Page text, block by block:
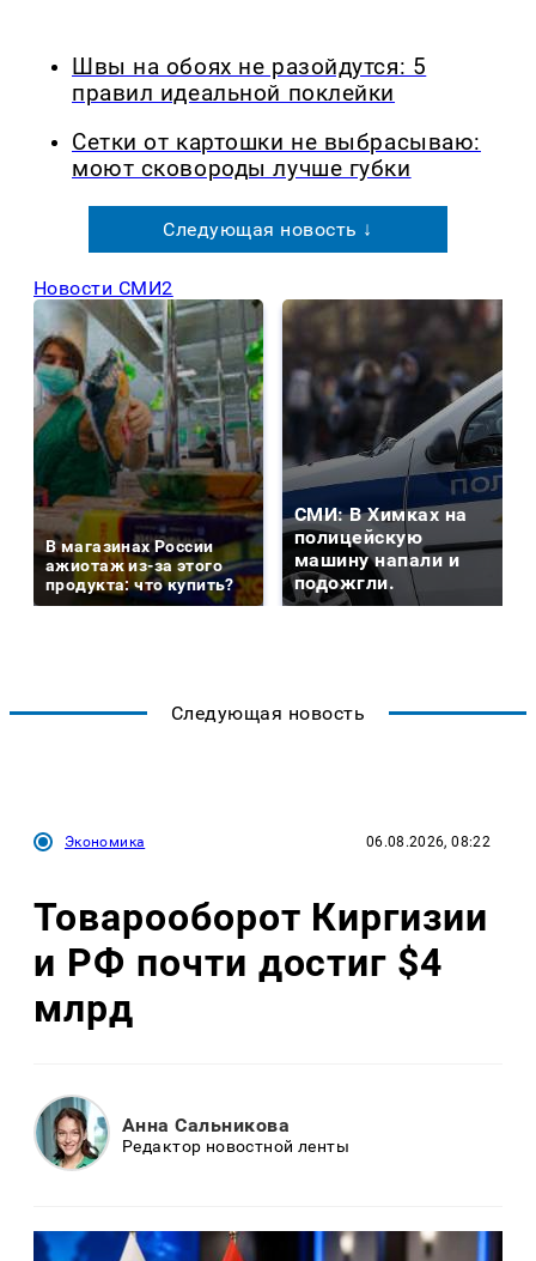
Швы на обоях не разойдутся: 5
правил идеальной поклейки
Сетки от картошки не выбрасываю:
моют сковороды лучше губки
Следующая новость ↓
Новости СМИ2
В магазинах России
ажиотаж из-за этого
продукта: что купить?
СМИ: В Химках на
полицейскую
машину напали и
подожгли.
Следующая новость
Экономика 06.08.2026, 08:22
Товарооборот Киргизии
и РФ почти достиг $4
млрд
Анна Сальникова
Редактор новостной ленты